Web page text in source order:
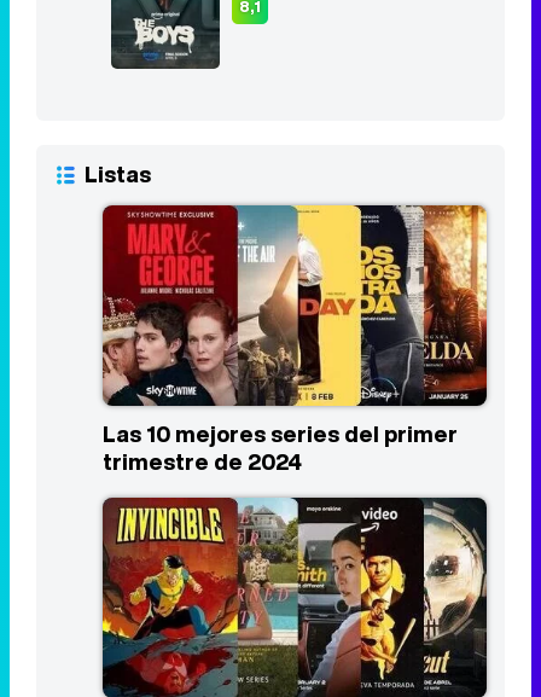
8,1
Listas
Las 10 mejores series del primer
trimestre de 2024